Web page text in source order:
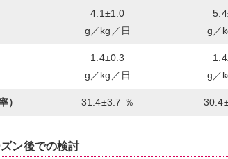
4.1±1.0
g／kg／日
g／
1.4±0.3
g／kg／日
g／
） 31.4±3.7 ％
ン後での検討